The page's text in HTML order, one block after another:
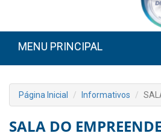
MENU PRINCIPAL
Página Inicial Informativos
SALA DO